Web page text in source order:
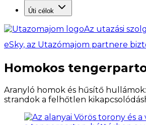
Úti célok
Az utazási
eSky, az Utazómajom partnere
Homokos
Aranyló homok és hűsítő
strandok a felhőtlen